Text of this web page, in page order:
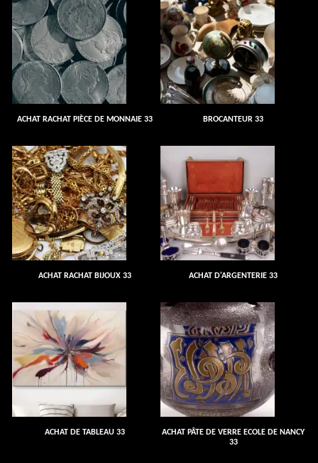
ACHAT RACHAT PIÈCE DE MONNAIE 33 BROCANTEUR 33
ACHAT RACHAT BIJOUX 33 ACHAT D'ARGENTERIE 33
ACHAT DE TABLEAU 33
ACHAT PÂTE DE VERRE ECOLE DE NANCY
33